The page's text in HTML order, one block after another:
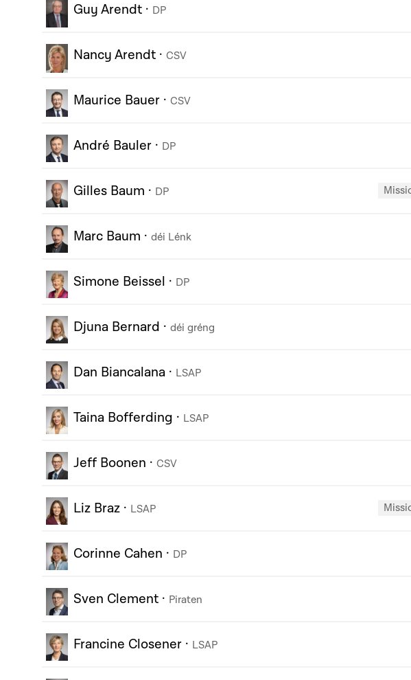
Guy Arendt · DP
Nancy Arendt · CSV
Maurice Bauer · CSV
André Bauler · DP
Gilles Baum · DP
Marc Baum · déi Lénk
Simone Beissel · DP
Djuna Bernard · déi gréng
Dan Biancalana · LSAP
Taina Bofferding · LSAP
Jeff Boonen · CSV
Liz Braz · LSAP
Corinne Cahen · DP
Sven Clement · Piraten
Francine Closener · LSAP